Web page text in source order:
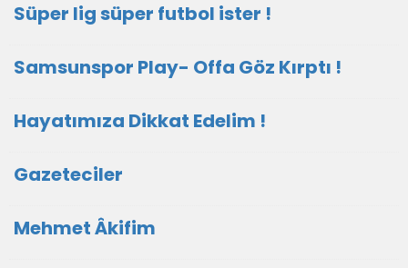
Süper lig süper futbol ister !
Samsunspor Play- Offa Göz Kırptı !
Hayatımıza Dikkat Edelim !
Gazeteciler
Mehmet Âkifim